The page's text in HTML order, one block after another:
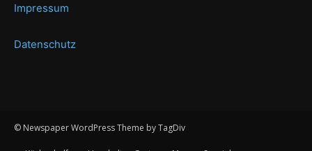
Impressum
Datenschutz
© Newspaper WordPress Theme by TagDiv